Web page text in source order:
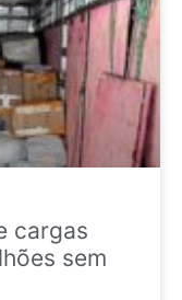
cargas
sem